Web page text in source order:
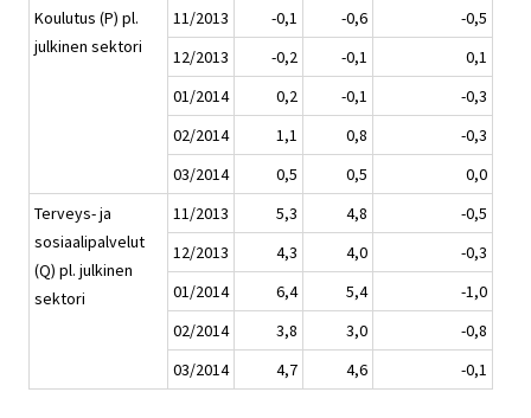
Koulutus (P) pl.
julkinen sektori
11/2013 -0,1 -0,6
-0,5
12/2013
-0,2 -0,1
0,1
01/2014
0,2 -0,1
-0,3
02/2014
1,1 0,8
-0,3
03/2014
0,5 0,5
0,0
Terveys- ja
sosiaalipalvelut
(Q) pl. julkinen
sektori
11/2013 5,3 4,8
-0,5
12/2013
4,3 4,0
-0,3
01/2014
6,4 5,4
-1,0
02/2014
3,8 3,0
-0,8
03/2014
4,7 4,6 -0,1